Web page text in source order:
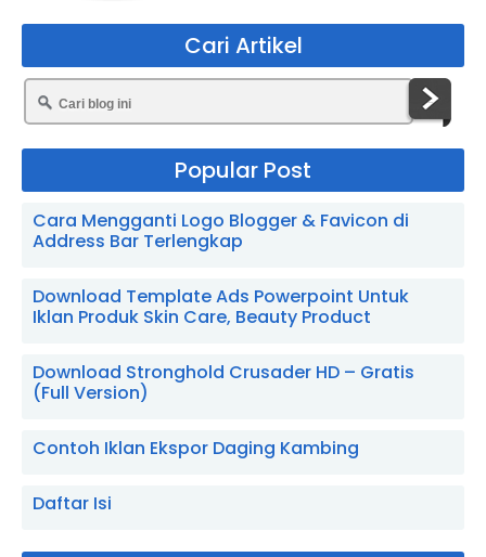
Cari Artikel
Popular Post
Cara Mengganti Logo Blogger & Favicon di
Address Bar Terlengkap
Download Template Ads Powerpoint Untuk
Iklan Produk Skin Care, Beauty Product
Download Stronghold Crusader HD – Gratis
(Full Version)
Contoh Iklan Ekspor Daging Kambing
Daftar Isi